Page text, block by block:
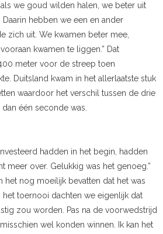
we goud wilden halen, we beter uit
hebben we een en ander
zich uit. We kwamen beter mee,
kwamen te liggen.” Dat
meter voor de streep toen
Duitsland kwam in het allerlaatste stuk
waardoor het verschil tussen de drie
één seconde was.
hadden in het begin, hadden
meer over. Gelukkig was het genoeg.”
het nog moeilijk bevatten dat het was
het toernooi dachten we eigenlijk dat
zou worden. Pas na de voorwedstrijd
wel konden winnen. Ik kan het